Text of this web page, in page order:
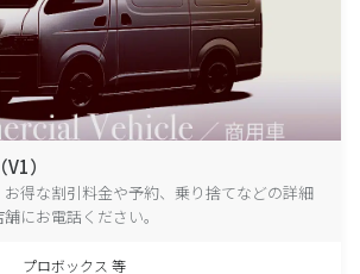
）
得な割引料金や予約、乗り捨てなどの詳細
にお電話ください。
プロボックス 等